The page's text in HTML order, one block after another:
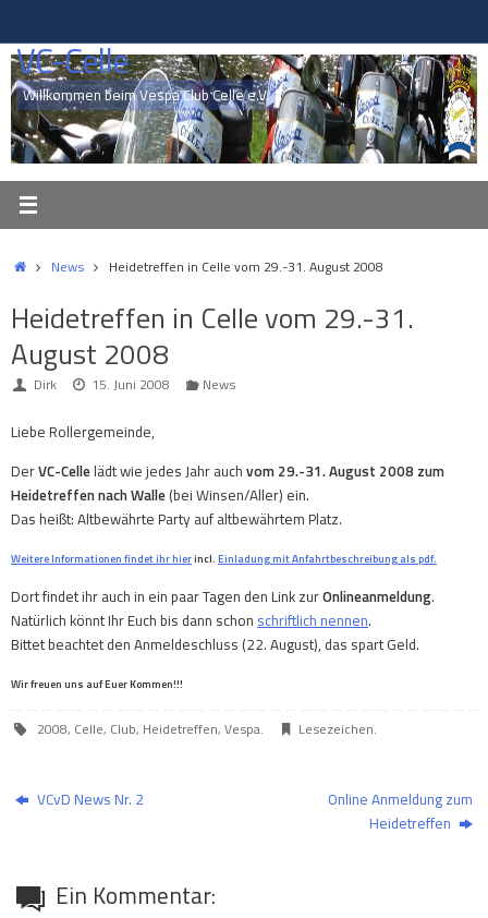
springen
VC-Celle
Willkommen beim Vespa Club Celle e.V.
StartNews Heidetreffen in Celle vom 29.-31. August 2008
Heidetreffen in Celle vom 29.-31.
August 2008
Dirk 15. Juni 2008 News
Liebe Rollergemeinde,
DerVC-Celle lädt wie jedes Jahr auch vom 29.-31. August 2008 zum
Heidetreffen nach Walle (bei Winsen/Aller) ein.
Das heißt: Altbewährte Party auf altbewährtem Platz.
Weitere Informationen findet ihr hierincl. Einladung mit Anfahrtbeschreibung als pdf.
Dort findet ihr auch in ein paar Tagen den Link zurOnlineanmeldung.
Natürlich könnt Ihr Euch bis dann schon schriftlich nennen.
Bittet beachtet den Anmeldeschluss (22. August), das spart Geld.
Wir freuen uns auf Euer Kommen!!!
2008, Celle, Club, Heidetreffen, Vespa. Lesezeichen.
VCvD News Nr. 2
Online Anmeldung zum
Heidetreffen
Ein Kommentar: